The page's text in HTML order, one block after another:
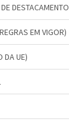
DESTACAMENTO
EM VIGOR)
DA UE)